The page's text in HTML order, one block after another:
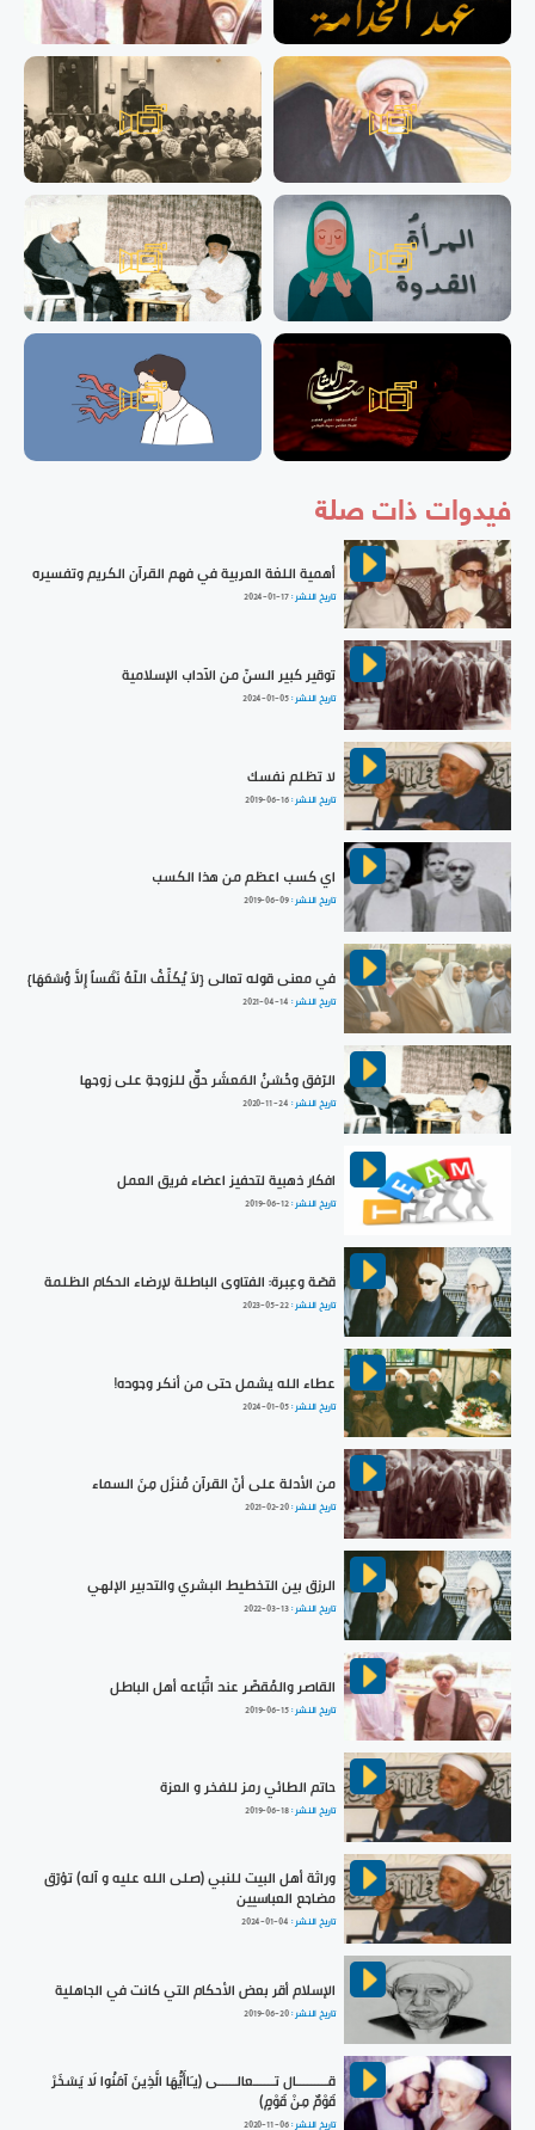
فيدوات ذات صلة
أهمية اللغة العربية في فهم القرآن الكريم وتفسيره
تاريخ النشر :2024-01-17
توقير كبير السنّ من الآداب الإسلامية
تاريخ النشر :2024-01-05
لا تظلم نفسك
تاريخ النشر :2019-06-16
اي كسب اعظم من هذا الكسب
تاريخ النشر :2019-06-09
في معنى قوله تعالى {لاَ يُكَلِّفُ اللّهُ نَفْساً إِلاَّ وُسْعَهَا}
تاريخ النشر : 2021-04-14
الرّفق وحُسْنُ المَعشَر حقٌ للزوجةِ على زوجها
تاريخ النشر : 2020-11-24
افكار ذهبية لتحفيز اعضاء فريق العمل
تاريخ النشر :2019-06-12
قصّة وعِبرة: الفتاوى الباطلة لإرضاء الحكام الظلمة
تاريخ النشر :2023-05-22
عطاء الله يشمل حتى من أنكر وجوده!
تاريخ النشر :2024-01-05
من الأدلة على أنّ القرآن مُنزَل مِنَ السماء
تاريخ النشر :2021-02-20
الرزق بين التخطيط البشري والتدبير الإلهي
تاريخ النشر :2022-03-13
القاصر والمُقصِّر عند اتِّبَاعه أهل الباطل
تاريخ النشر :2019-06-15
حاتم الطائي رمز للفخر و العزة
تاريخ النشر :2019-06-18
وراثة أهل البيت للنبي (صلى الله عليه و آله) تؤرّق
مضاجع العباسيين
تاريخ النشر : 2024-01-04
الإسلام أقر بعض الأحكام التي كانت في الجاهلية
تاريخ النشر :2019-06-20
قـــــــــال تــــــعالـــــى (يـَاأَيُّهَا الَّذِينَ آمَنُوا لَا يَسْخَرْ
قَوْمٌ مِنْ قَوْمٍ)
تاريخ النشر :2020-11-06